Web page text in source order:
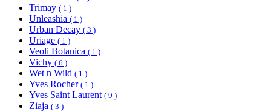
Trimay ( 1 )
Unleashia ( 1 )
Urban Decay ( 3 )
Uriage ( 1 )
Veoli Botanica ( 1 )
Vichy ( 6 )
Wet n Wild ( 1 )
Yves Rocher ( 1 )
Yves Saint Laurent ( 9 )
Ziaja ( 3 )